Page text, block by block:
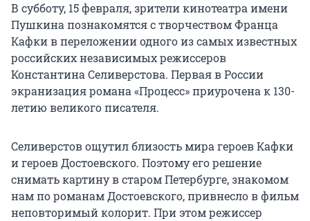
В субботу, 15 февраля, зрители кинотеатра имени
Пушкина познакомятся с творчеством Франца
Кафки в переложении одного из самых известных
российских независимых режиссеров
Константина Селиверстова. Первая в России
экранизация романа «Процесс» приурочена к 130-
летию великого писателя.
Селиверстов ощутил близость мира героев Кафки
и героев Достоевского. Поэтому его решение
снимать картину в старом Петербурге, знакомом
нам по романам Достоевского, привнесло в фильм
неповторимый колорит. При этом режиссер